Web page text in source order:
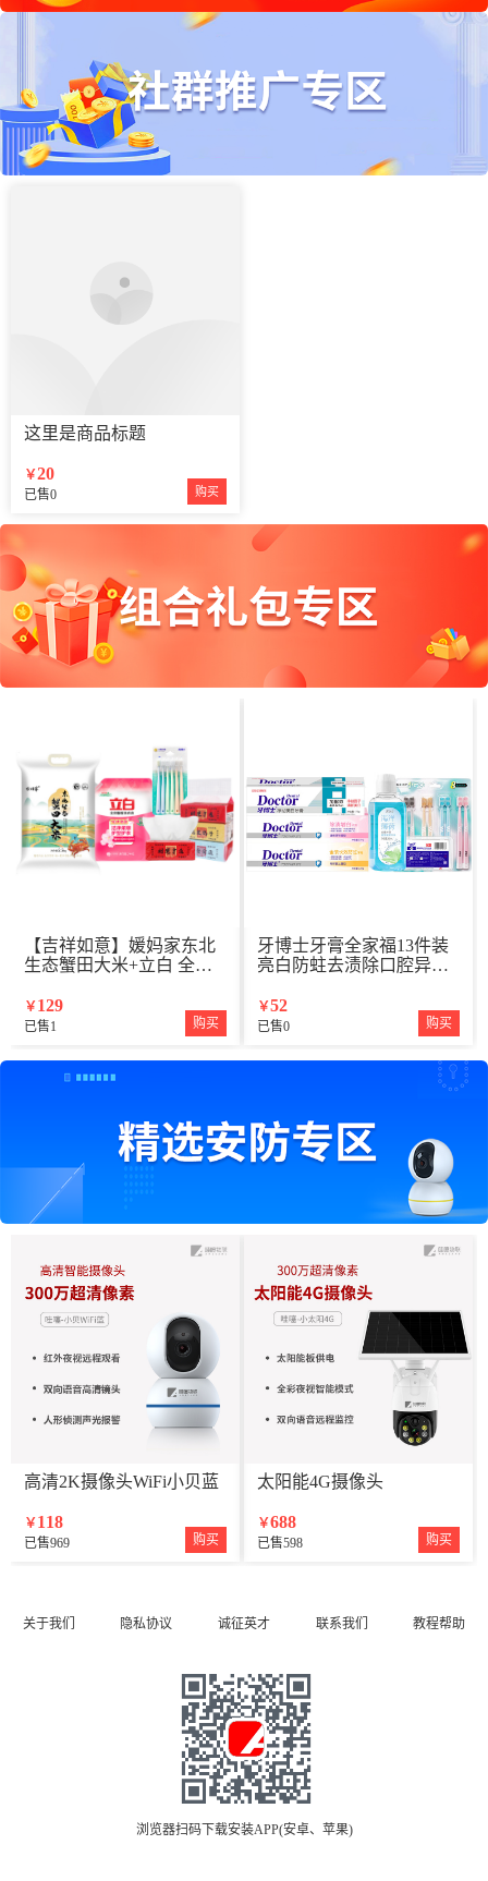
这里是商品标题
￥20
已售0 购买
【吉祥如意】媛妈家东北
生态蟹田大米+立白 全效
龈牙刷+清风龙虎山官方联
名抽纸
￥ 129
已售1 购买
牙博士牙膏全家福13件装
亮白防蛀去渍除口腔异味
￥52
已售0 购买
高清2K摄像头WiFi小贝蓝
￥ 118
已售969 购买
太阳能4G摄像头
￥688
已售598 购买
关于我们 隐私协议 诚征英才 联系我们 教程帮助
浏览器扫码下载安装APP(安卓、苹果)